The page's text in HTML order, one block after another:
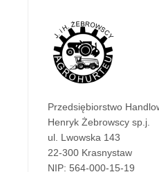
Przedsiębiorstwo
Henryk Żebrowscy sp.j.
ul. Lwowska 143
22-300 Krasnystaw
NIP: 564-000-15-19